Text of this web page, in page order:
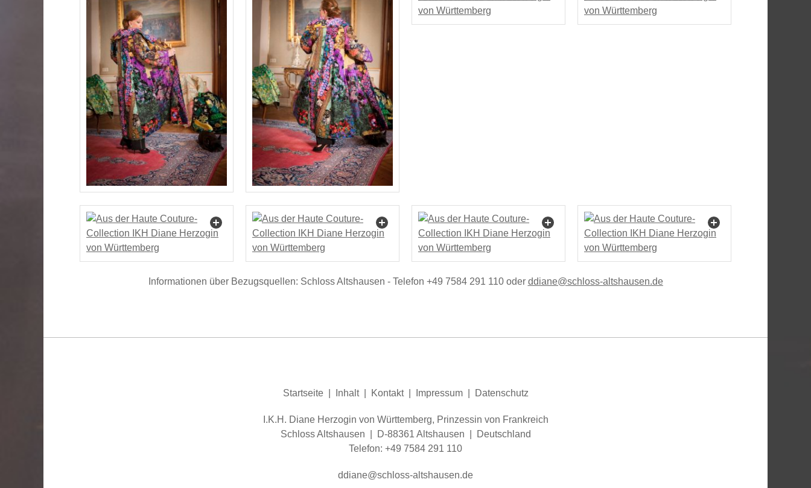
Informationen über Bezugsquellen: Schloss Altshausen - Telefon +49 7584 291 110 oder dd n schl ss- ltsh s n d
Startseite| Inhalt| Kontakt| Impressum| Datenschutz
I.K.H. Diane Herzogin von Württemberg, Prinzessin von Frankreich
Schloss Altshausen | D-88361 Altshausen | Deutschland
Telefon: +49 7584 291 110
dd n schl ss- ltsh s n d